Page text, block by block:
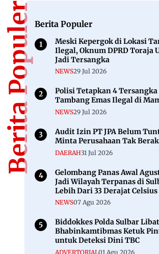
Berita PopulerBerita Populer
Meski Kepergok di Lokasi
Ilegal, Oknum DPRD Toraja
Jadi Tersangka
NEWS29 Jul 2026
Polisi Tetapkan 4 Tersangka
Tambang Emas Ilegal di
NEWS29 Jul 2026
Audit Izin PT JPA Belum
Minta Perusahaan Tak
DAERAH31 Jul 2026
Gelombang Panas Awal
Jadi Wilayah Terpanas di
Lebih Dari 33 Derajat Celsius
NEWS07 Agu 2026
Biddokkes Polda Sulbar
Bhabinkamtibmas Ketuk
untuk Deteksi Dini TBC
ADVERTORIAL01 Agu 2026